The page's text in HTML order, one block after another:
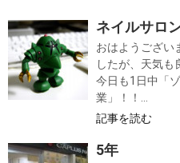
ネイルサロ
おはようござい
したが、天気も
今日も1日中「
業」！！...
記事を読む
5年